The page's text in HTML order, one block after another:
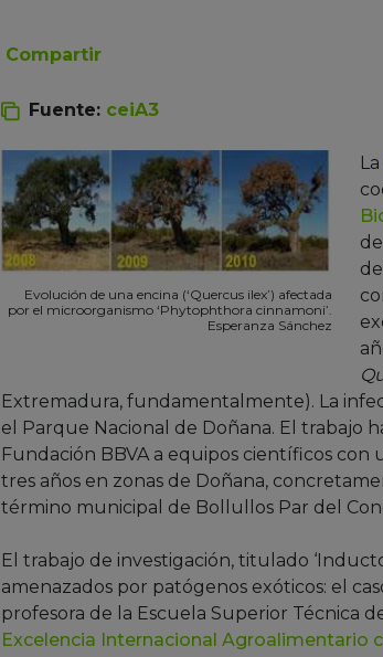
Compartir
Fuente: ceiA3
Evolución de una encina (‘Quercus ilex’) afectada
por el microorganismo ‘Phytophthora cinnamoni’.
Esperanza Sánchez
La
Extremadura, fundamentalmente). La
el Parque Nacional de Doñana. El trabajo
Fundación BBVA a equipos científicos
tres años en zonas de Doñana,
término municipal de Bollullos Par del
El trabajo de investigación, titulado
amenazados por patógenos exóticos: el
profesora de la Escuela Superior Técnica
Excelencia Internacional Agroalimentario